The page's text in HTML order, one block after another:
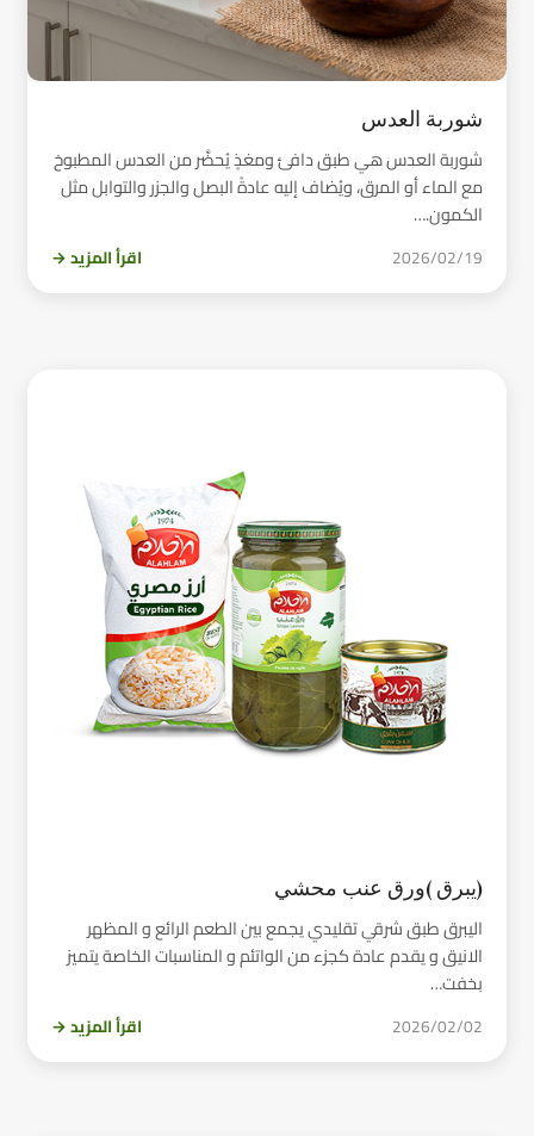
شوربة العدس
شوربة العدس هي طبق دافئ ومغذٍ يُحضَّر من العدس المطبوخ
مع الماء أو المرق، ويُضاف إليه عادةً البصل والجزر والتوابل مثل
الكمون.…
2026/02/19 اقرأ المزيد →
(يبرق )ورق عنب محشي
اليبرق طبق شرقي تقليدي يجمع بين الطعم الرائع و المظهر
الانيق و يقدم عادة كجزء من الواتئم و المناسبات الخاصة يتميز
بخفت…
2026/02/02 اقرأ المزيد →